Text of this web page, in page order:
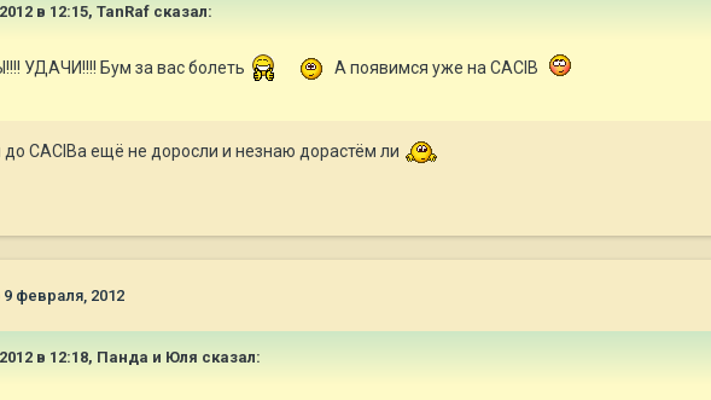
в 12:15, TanRaf сказал:
УДАЧИ!!!! Бум за вас болеть А появимся уже на CACIB
CACIBа ещё не доросли и незнаю дорастём ли
9 февраля, 2012
в 12:18, Панда и Юля сказал: